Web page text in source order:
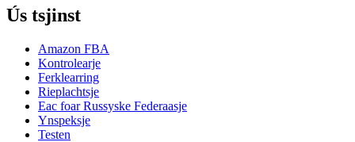
Ús tsjinst
Amazon FBA
Kontrolearje
Ferklearring
Rieplachtsje
Eac foar Russyske Federaasje
Ynspeksje
Testen